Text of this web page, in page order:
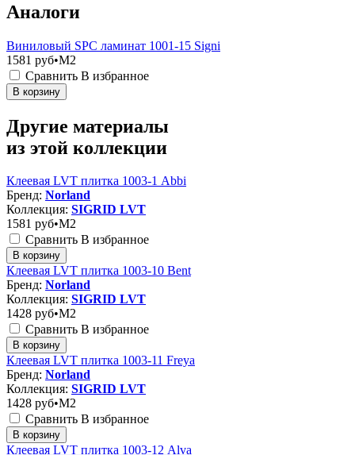
Аналоги
Виниловый SPC ламинат 1001-15 Signi
1581 руб•M2
Сравнить В избранное
В корзину
Другие материалы
из этой коллекции
Клеевая LVT плитка 1003-1 Abbi
Бренд: Norland
Коллекция: SIGRID LVT
1581 руб•M2
Сравнить В избранное
В корзину
Клеевая LVT плитка 1003-10 Bent
Бренд: Norland
Коллекция: SIGRID LVT
1428 руб•M2
Сравнить В избранное
В корзину
Клеевая LVT плитка 1003-11 Freya
Бренд: Norland
Коллекция: SIGRID LVT
1428 руб•M2
Сравнить В избранное
В корзину
Клеевая LVT плитка 1003-12 Alva